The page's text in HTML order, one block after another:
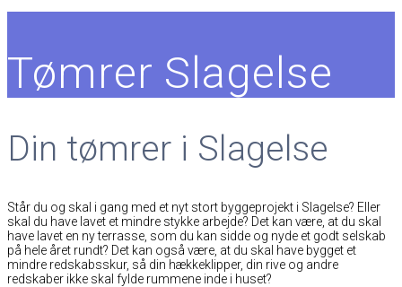
Tømrer Slagelse
Din tømrer i Slagelse
Står du og skal i gang med et nyt stort byggeprojekt i Slagelse? Eller
skal du have lavet et mindre stykke arbejde? Det kan være, at du skal
have lavet en ny terrasse, som du kan sidde og nyde et godt selskab
på hele året rundt? Det kan også være, at du skal have bygget et
mindre redskabsskur, så din hækkeklipper, din rive og andre
redskaber ikke skal fylde rummene inde i huset?